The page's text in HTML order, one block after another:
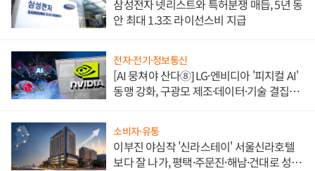
삼성전자 넷리스트와 특허분쟁 매듭, 5년 동
안 최대 1.3조 라이선스비 지급
전자·전기·정보통신
[AI 뭉쳐야 산다⑧] LG·엔비디아 '피지컬 AI'
동맹 강화, 구광모 제조·데이터·기술 결집
소비자·유통
이부진 야심작 '신라스테이' 서울신라호텔
보다 잘 나가, 평택·주문진·해남·건대로 성